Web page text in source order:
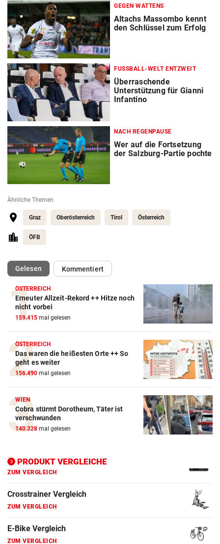
GEGEN WATTENS
Altachs Massombo kennt
den Schlüssel zum Erfolg
FUSSBALL-WELT ENTZWEIT
Überraschende
Unterstützung für Gianni
Infantino
NACH REGENPAUSE
Wer auf die Fortsetzung
der Salzburg-Partie pochte
Ähnliche Themen
Graz Oberösterreich Tirol Österreich
ÖFB
Gelesen(ausgewählt)Kommentiert
ÖSTERREICH
Erneuter Allzeit-Rekord ++ Hitze noch
nicht vorbei
159.415 mal gelesen
ÖSTERREICH
Das waren die heißesten Orte ++ So
geht es weiter
156.490 mal gelesen
WIEN
Cobra stürmt Dorotheum, Täter ist
verschwunden
140.328 mal gelesen
PRODUKT VERGLEICHE
Action-Cam Vergleich
ZUM VERGLEICH
Crosstrainer Vergleich
ZUM VERGLEICH
E-Bike Vergleich
ZUM VERGLEICH
Elektro-Scooter Vergleich
Ergometer Vergleich
ZUM VERGLEICH
Fahrrad Test
ZUM VERGLEICH
Fahrradanhänger Vergleich
ZUM VERGLEICH